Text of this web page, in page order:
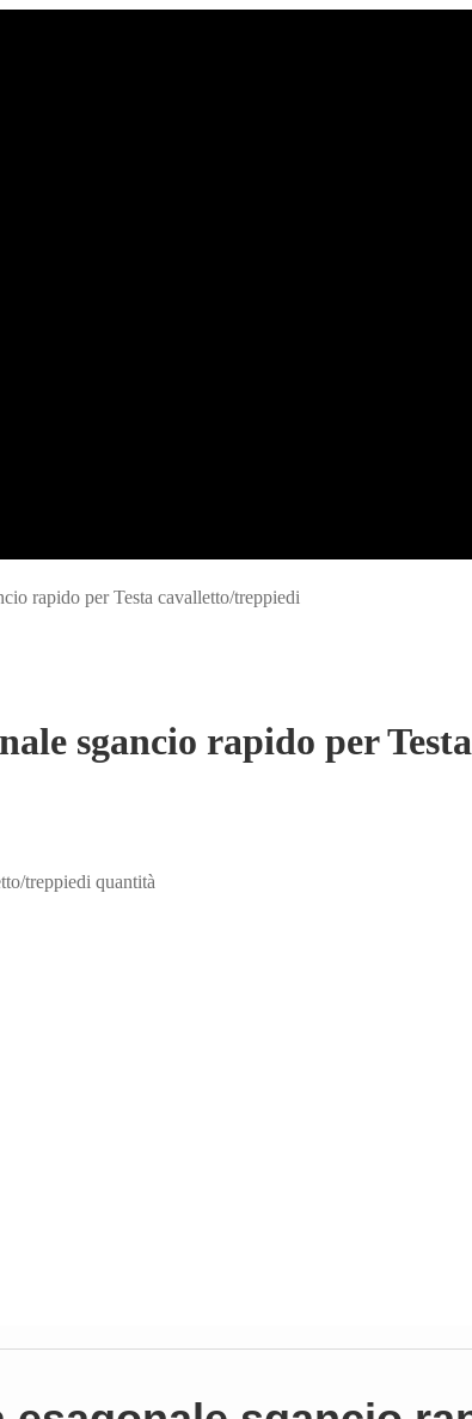
rapido per Testa cavalletto/treppiedi
sgancio rapido per
treppiedi quantità